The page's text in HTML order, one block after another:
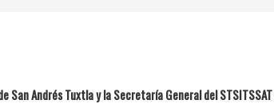
Andrés Tuxtla y la Secretaría General del STSITSSAT